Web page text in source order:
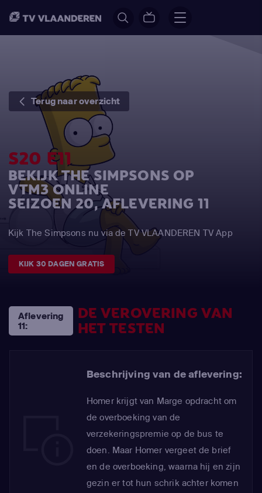
Terug naar overzicht
S20 E11
BEKIJK THE SIMPSONS OP
VTM3 ONLINE
SEIZOEN 20, AFLEVERING 11
Kijk The Simpsons nu via de TV VLAANDEREN TV App
KIJK 30 DAGEN GRATIS
Aflevering
11:
DE VEROVERING VAN
HET TESTEN
Beschrijving van de aflevering:
Homer krijgt van Marge opdracht om
de overboeking van de
verzekeringspremie op de bus te
doen. Maar Homer vergeet de brief
en de overboeking, waarna hij en zijn
gezin er tot hun schrik achter komen